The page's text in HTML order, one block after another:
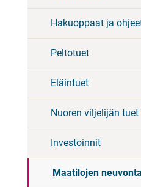
Hakuoppaat ja
Peltotuet
Eläintuet
Nuoren viljelijän tuet
Investoinnit
Maatilojen neuvonta